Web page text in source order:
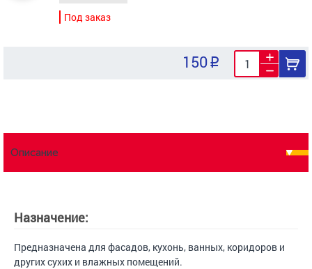
Под заказ
150
Описание
Назначение:
Предназначена для фасадов, кухонь, ванных, коридоров и
других сухих и влажных помещений.